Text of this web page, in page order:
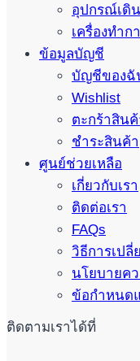
อุปกรณ์เดิ
เครื่องทำ
ข้อมูลบัญชี
บัญชีของฉั
Wishlist
ตะกร้าสินค้
ชำระสินค้า
ศูนย์ช่วยเหลือ
เกี่ยวกับเรา
ติดต่อเรา
FAQs
วิธีการเป
นโยบายค
ข้อกำหนด
ติดตามเราได้ที่